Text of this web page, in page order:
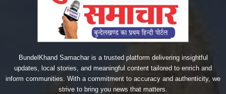
BundelKhand Samachar is a trusted platform delivering insightful
updates, local stories, and meaningful content tailored to enrich and
inform communities. With a commitment to accuracy and authenticity, we
strive to bring you news that matters.